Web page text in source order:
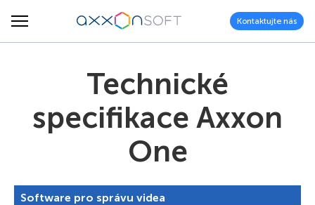
Kontaktujte nás
Technické
specifikace Axxon
One
Software pro správu videa